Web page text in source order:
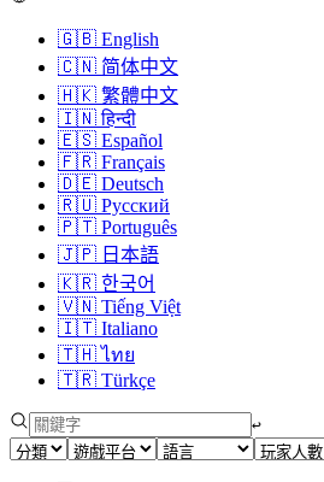
🇬🇧 English
🇨🇳 简体中文
🇭🇰 繁體中文
🇮🇳 हिन्दी
🇪🇸 Español
🇫🇷 Français
🇩🇪 Deutsch
🇷🇺 Русский
🇵🇹 Português
🇯🇵 日本語
🇰🇷 한국어
🇻🇳 Tiếng Việt
🇮🇹 Italiano
🇹🇭 ไทย
🇹🇷 Türkçe
↩︎